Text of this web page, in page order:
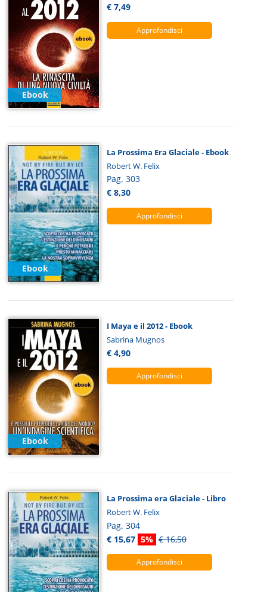
Ebook
€ 7,49
Approfondisci
Ebook
La Prossima Era Glaciale - Ebook
Robert W. Felix
Pag. 303
€ 8,30
Approfondisci
Ebook
I Maya e il 2012 - Ebook
Sabrina Mugnos
€ 4,90
Approfondisci
La Prossima era Glaciale - Libro
Robert W. Felix
Pag. 304
€ 15,67 5% € 16,50
Approfondisci